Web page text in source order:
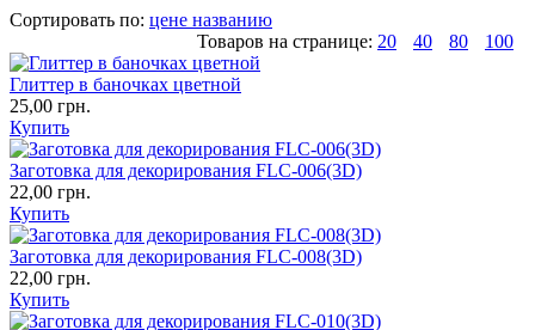
Сортировать по: цене названию
Товаров на странице: 20 40 80 100
Глиттер в баночках цветной
25,00 грн.
Купить
Заготовка для декорирования FLC-006(3D)
22,00 грн.
Купить
Заготовка для декорирования FLC-008(3D)
22,00 грн.
Купить